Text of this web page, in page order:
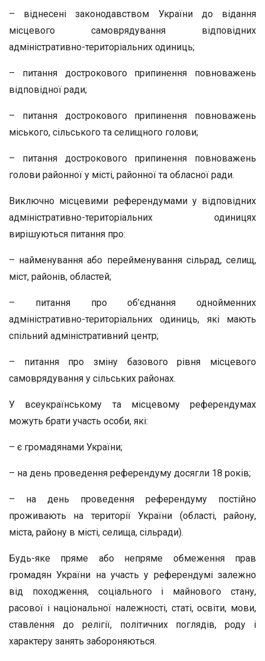
– віднесені законодавством України до відання
місцевого самоврядування відповідних
адміністративно-територіальних одиниць;
– питання дострокового припинення повноважень
відповідної ради;
– питання дострокового припинення повноважень
міського, сільського та селищного голови;
– питання дострокового припинення повноважень
голови районної у місті, районної та обласної ради.
Виключно місцевими референдумами у відповідних
адміністративно-територіальних одиницях
вирішуються питання про:
– найменування або перейменування сільрад, селищ,
міст, районів, областей;
– питання про об’єднання однойменних
адміністративно-територіальних одиниць, які мають
спільний адміністративний центр;
– питання про зміну базового рівня місцевого
самоврядування у сільських районах.
У всеукраїнському та місцевому референдумах
можуть брати участь особи, які:
– є громадянами України;
– на день проведення референдуму досягли 18 років;
– на день проведення референдуму постійно
проживають на території України (області, району,
міста, району в місті, селища, сільради).
Будь-яке пряме або непряме обмеження прав
громадян України на участь у референдумі залежно
від походження, соціального і майнового стану,
расової і національної належності, статі, освіти, мови,
ставлення до релігії, політичних поглядів, роду і
характеру занять забороняються.